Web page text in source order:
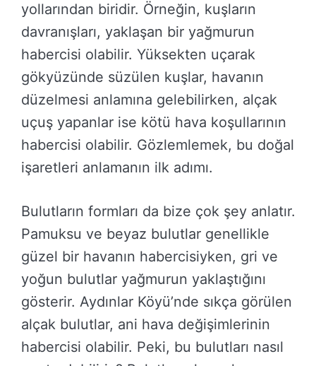
yollarından biridir. Örneğin, kuşların
davranışları, yaklaşan bir yağmurun
habercisi olabilir. Yüksekten uçarak
gökyüzünde süzülen kuşlar, havanın
düzelmesi anlamına gelebilirken, alçak
uçuş yapanlar ise kötü hava koşullarının
habercisi olabilir. Gözlemlemek, bu doğal
işaretleri anlamanın ilk adımı.
Bulutların formları da bize çok şey anlatır.
Pamuksu ve beyaz bulutlar genellikle
güzel bir havanın habercisiyken, gri ve
yoğun bulutlar yağmurun yaklaştığını
gösterir. Aydınlar Köyü’nde sıkça görülen
alçak bulutlar, ani hava değişimlerinin
habercisi olabilir. Peki, bu bulutları nasıl